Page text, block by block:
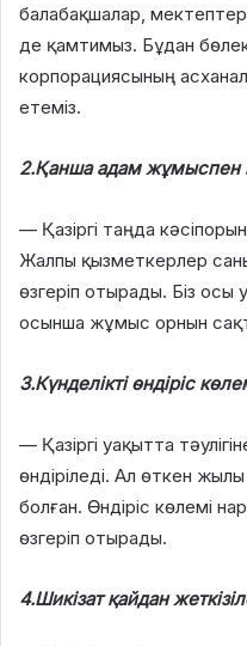
балабақшалар,
де қамтимыз. Бұдан
корпорациясының
етеміз.
2.Қанша адам жұмыспен
— Қазіргі таңда
Жалпы қызметкерлер
өзгеріп отырады. Біз осы
осынша жұмыс орнын
3.Күнделікті өндіріс
— Қазіргі уақытта
өндіріледі. Ал өткен
болған. Өндіріс көлемі
өзгеріп отырады.
4.Шикізат қайдан